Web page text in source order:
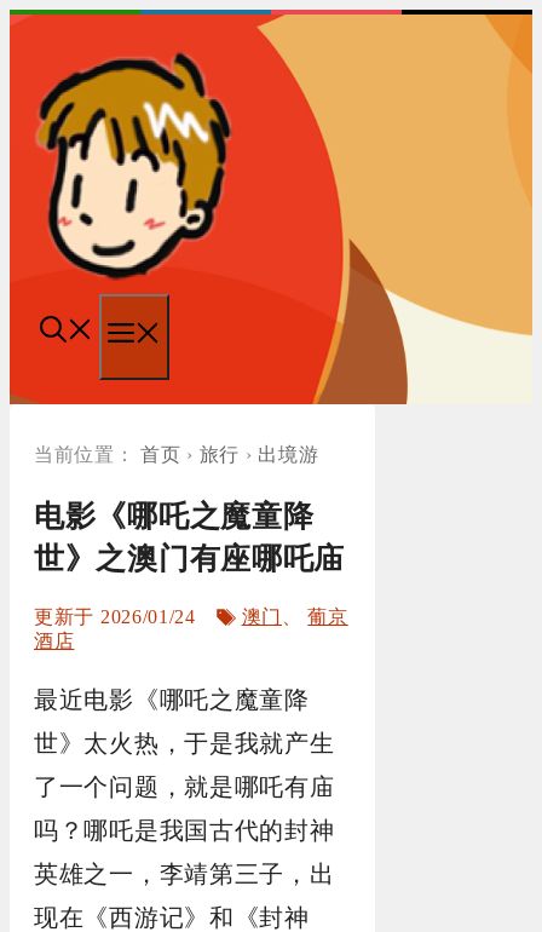
跳
单
首页 › 旅行 › 出境游
电影《哪吒之魔童降
世》之澳门有座哪吒庙
2026/01/24
标
澳门 、葡京
酒店
最近电影《哪吒之魔童降
世》太火热，于是我就产生
了一个问题，就是哪吒有庙
吗？哪吒是我国古代的封神
英雄之一，李靖第三子，出
现在《西游记》和《封神